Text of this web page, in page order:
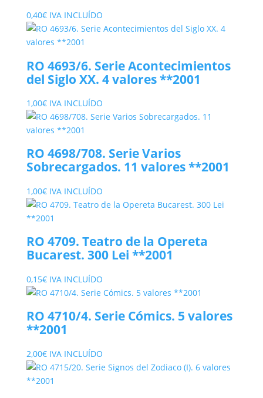
0,40€ IVA INCLUÍDO
RO 4693/6. Serie Acontecimientos
del Siglo XX. 4 valores **2001
1,00€ IVA INCLUÍDO
RO 4698/708. Serie Varios
Sobrecargados. 11 valores **2001
1,00€ IVA INCLUÍDO
RO 4709. Teatro de la Opereta
Bucarest. 300 Lei **2001
0,15€ IVA INCLUÍDO
RO 4710/4. Serie Cómics. 5 valores
**2001
2,00€ IVA INCLUÍDO